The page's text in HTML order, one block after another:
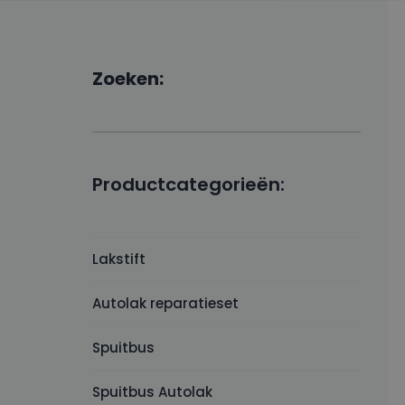
Zoeken:
Productcategorieën:
Lakstift
Autolak reparatieset
Spuitbus
Spuitbus Autolak